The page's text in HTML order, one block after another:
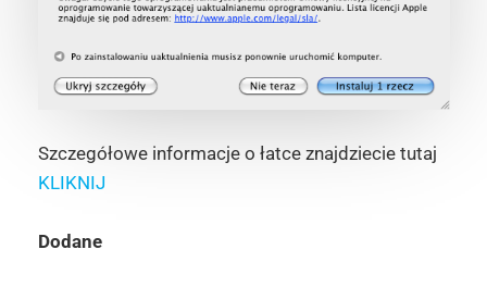
Szczegółowe informacje o łatce znajdziecie tutaj
KLIKNIJ
Dodane